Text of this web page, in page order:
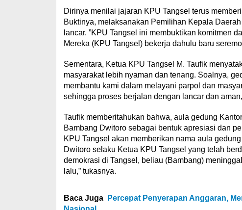
Dirinya menilai jajaran KPU Tangsel terus
Buktinya, melaksanakan Pemilihan Kepala
lancar. ”KPU Tangsel ini membuktikan komitmen
Mereka (KPU Tangsel) bekerja dahulu baru
Sementara, Ketua KPU Tangsel M. Taufik
masyarakat lebih nyaman dan tenang. Soalnya,
membantu kami dalam melayani parpol dan
sehingga proses berjalan dengan lancar dan
Taufik memberitahukan bahwa, aula gedung
Bambang Dwitoro sebagai bentuk apresiasi dan
KPU Tangsel akan memberikan nama aula
Dwitoro selaku Ketua KPU Tangsel yang telah
demokrasi di Tangsel, beliau (Bambang)
lalu,” tukasnya.
Baca Juga
Percepat Penyerapan Anggaran,